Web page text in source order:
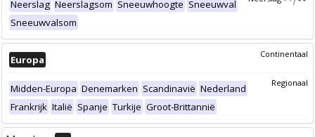
Neerslag Neerslagsom Sneeuwhoogte Sneeuwval
Sneeuwvalsom
Continentaal
Europa
Regionaal
Midden-Europa Denemarken Scandinavië Nederland
Frankrijk Italië Spanje Turkije Groot-Brittannië